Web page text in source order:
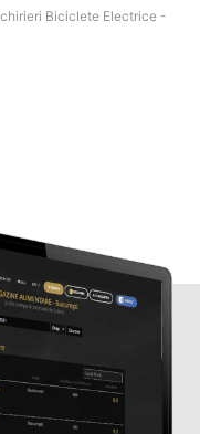
Biciclete Electrice -